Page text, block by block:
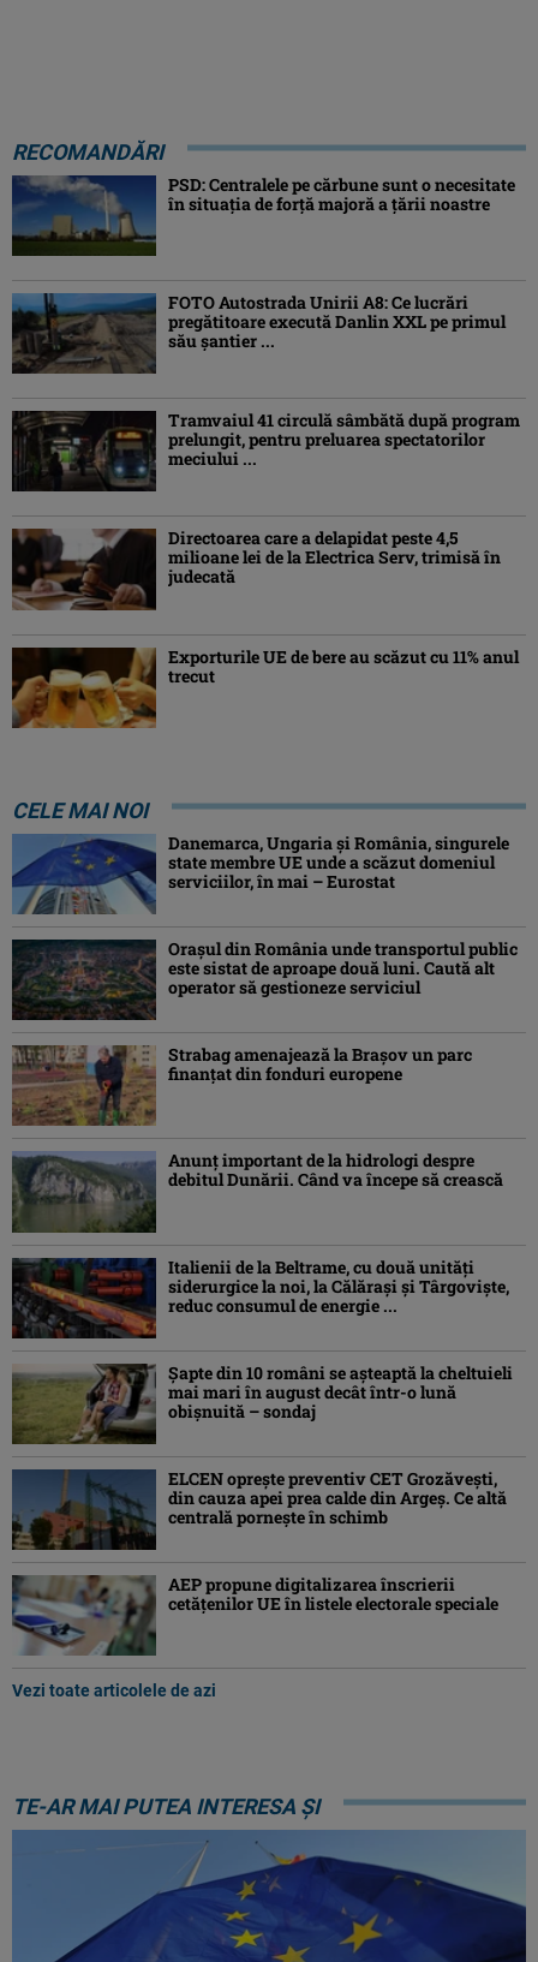
RECOMANDĂRI
PSD: Centralele pe cărbune sunt o necesitate
în situaţia de forţă majoră a ţării noastre
FOTO Autostrada Unirii A8: Ce lucrări
pregătitoare execută Danlin XXL pe primul
său șantier ...
Tramvaiul 41 circulă sâmbătă după program
prelungit, pentru preluarea spectatorilor
meciului ...
Directoarea care a delapidat peste 4,5
milioane lei de la Electrica Serv, trimisă în
judecată
Exporturile UE de bere au scăzut cu 11% anul
trecut
CELE MAI NOI
Danemarca, Ungaria şi România, singurele
state membre UE unde a scăzut domeniul
serviciilor, în mai – Eurostat
Orașul din România unde transportul public
este sistat de aproape două luni. Caută alt
operator să gestioneze serviciul
Strabag amenajează la Brașov un parc
finanțat din fonduri europene
Anunț important de la hidrologi despre
debitul Dunării. Când va începe să crească
Italienii de la Beltrame, cu două unități
siderurgice la noi, la Călărași și Târgoviște,
reduc consumul de energie ...
Şapte din 10 români se aşteaptă la cheltuieli
mai mari în august decât într-o lună
obişnuită – sondaj
ELCEN oprește preventiv CET Grozăvești,
din cauza apei prea calde din Argeș. Ce altă
centrală pornește în schimb
AEP propune digitalizarea înscrierii
cetăţenilor UE în listele electorale speciale
Vezi toate articolele de azi
TE-AR MAI PUTEA INTERESA ȘI